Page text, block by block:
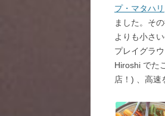
プ・マタハリ
ました。 そ
よりも小さ
プレイグラ
Hiroshi でた
店！) 、高速